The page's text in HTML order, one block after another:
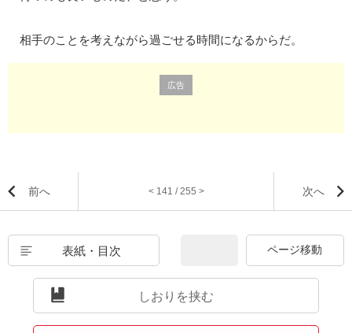
相手のことを考えながら過ごせる時間になるからだ。
広告
前へ < 141 / 255 > 次へ
表紙・目次
しおりを挟む